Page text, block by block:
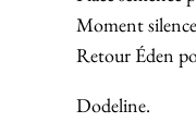
Moment
Retour Éden
Dodeline.